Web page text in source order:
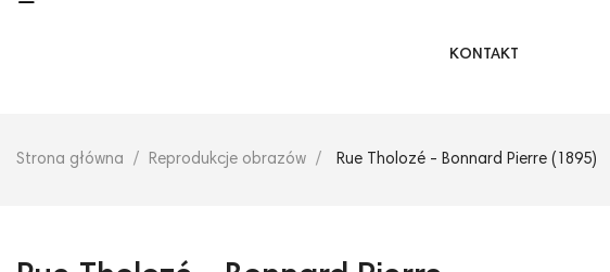
KONTAKT
Strona główna Reprodukcje obrazów Rue Tholozé - Bonnard Pierre (1895)